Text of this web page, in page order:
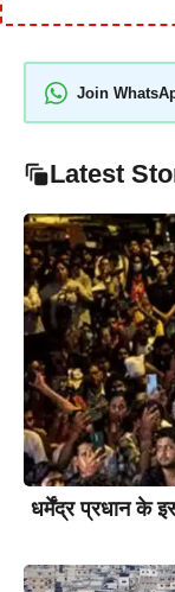
Join
Latest
धर्मेंद्र प्रधान के